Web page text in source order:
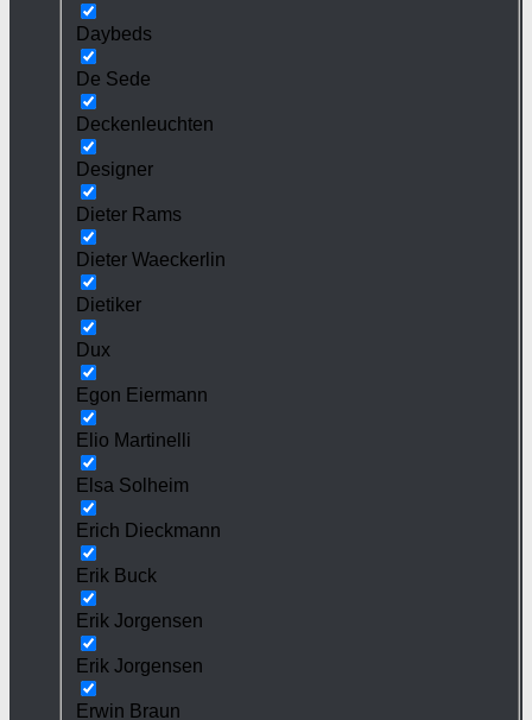
Daybeds
De Sede
Deckenleuchten
Designer
Dieter Rams
Dieter Waeckerlin
Dietiker
Dux
Egon Eiermann
Elio Martinelli
Elsa Solheim
Erich Dieckmann
Erik Buck
Erik Jorgensen
Erik Jorgensen
Erwin Braun